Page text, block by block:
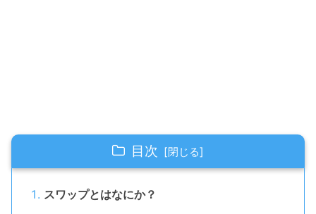
目次
スワップとはなにか？